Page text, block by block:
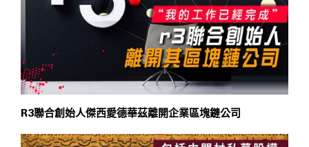
R3聯合創始人傑西愛德華茲離開企業區塊鏈公司